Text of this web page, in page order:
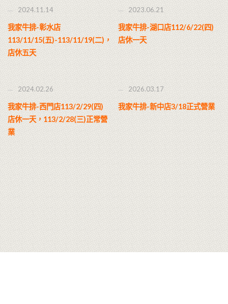
2024.11.14
我家牛排-彰水店
113/11/15(五)-113/11/19(二)，
店休五天
2023.06.21
我家牛排-湖口店112/6/22(四)
店休一天
2024.02.26
我家牛排-西門店113/2/29(四)
店休一天，113/2/28(三)正常營
業
2026.03.17
我家牛排-新中店3/18正式營業